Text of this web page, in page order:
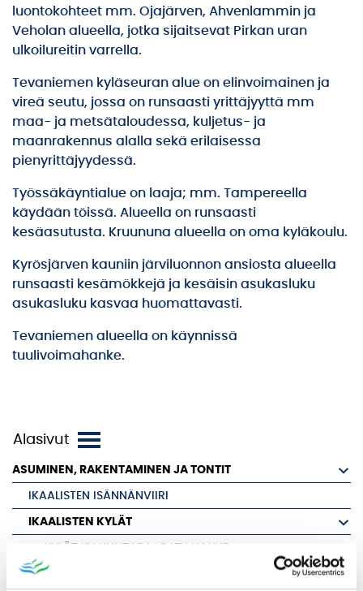
ASUMINEN, RAKENTAMINEN JA TONTIT
IKAALISTEN ISÄNNÄNVIIRI
IKAALISTEN KYLÄT
KYLÄT YLI KUNTARAJOJEN HANKE
IKAALISTEN KYLÄT AIROMPAA IKAALISTA
luontokohteet mm. Ojajärven, Ahvenlammin ja
Veholan alueella, jotka sijaitsevat Pirkan uran
ulkoilureitin varrella.
Tevaniemen kyläseuran alue on elinvoimainen ja
vireä seutu, jossa on runsaasti yrittäjyyttä mm
maa- ja metsätaloudessa, kuljetus- ja
maanrakennus alalla sekä erilaisessa
pienyrittäjyydessä.
Työssäkäyntialue on laaja; mm. Tampereella
käydään töissä. Alueella on runsaasti
kesäasutusta. Kruununa alueella on oma kyläkoulu.
Kyrösjärven kauniin järviluonnon ansiosta alueella
runsaasti kesämökkejä ja kesäisin asukasluku
asukasluku kasvaa huomattavasti.
Tevaniemen alueella on käynnissä
tuulivoimahanke.